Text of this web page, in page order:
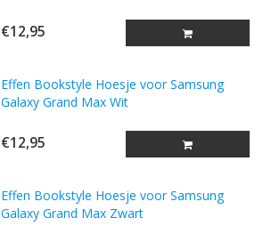
€12,95
Effen Bookstyle Hoesje voor Samsung
Galaxy Grand Max Wit
€12,95
Effen Bookstyle Hoesje voor Samsung
Galaxy Grand Max Zwart